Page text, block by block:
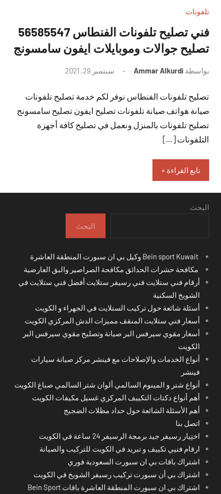
تلفونات
فني تصليح تلفونات الفنطاس 56585547
تصليح جوالات وموبايلات ايفون سامسونج
بواسطة Ammar Alkurdi سبتمبر 29, 2021
تعليقات
تصليح تلفونات الفنطاس نوفر لكم خدمة تصليح تلفونات
صيانة هواتف صيانة تلفونات تصليح ايفون تصليح سامسونج
تصليح تلفونات بالمنزل ونعمل في تصليح كافة أجهزة
التلفونات […]
تابع القراءة
البحث
البحث
مكافحة حشرات الحدائق مكافحة الصراصير والبق العارضية
أرقام فني ستلايت فني رسيفر ستلايت أفضل فني ستلايت في
الشويخ السكنية
أسئلة شائعة حول تركيب الستلايت في الجهراء و الكويت
أسعار فني ستلايت المنقف مميزات الدش المركزي الكويت
أسعار مقوي سيرفس البر صيانة وتصليح مقوي سيرفس البر
الكويت
أنواع الخدمات والإصلاحات مع فينشر مركز صيانة سيارات
فينشر
أنواع شتر و المينوم السالمي ألوان شتر السالمي صباغ الكويت
أهم أنواع دكتات التكييف المركزي غسيل مكيفات الكويت
أهم الأسئلة الشائعة حول حداد مظلات الضجيج
اتصل بنا
اختِيار رسيفر جيد برمجة الرسيفر 24 ساعة في الكويت
ارقام فنيي تكييف و تبريد في الكويت للتركيب والصيانة
اشتراك باقات بي ان سبورت السعودية فوري
اشتراك بي أن سبورت تركيب رسيفر الشويخ في الكويت
اشتراك بي ان سبورت المنطقة العاشرة باقات Bein Sport